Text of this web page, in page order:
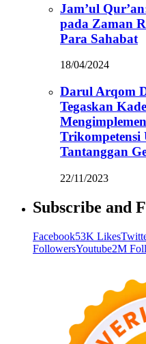
Jam’ul
pada Zaman
Para Sahabat
18/04/2024
Darul Arqom
Tegaskan
Trikompetensi
Tantanggan
22/11/2023
Subscribe and
Facebook53K Likes
FollowersYoutube2M